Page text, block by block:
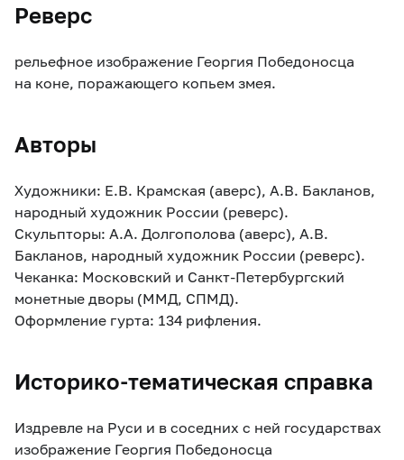
Реверс
рельефное изображение Георгия Победоносца
на коне, поражающего копьем змея.
Авторы
Художники: Е.В. Крамская (аверс), А.В. Бакланов,
народный художник России (реверс).
Скульпторы: А.А. Долгополова (аверс), А.В.
Бакланов, народный художник России (реверс).
Чеканка: Московский и Санкт-Петербургский
монетные дворы (ММД, СПМД).
Оформление гурта: 134 рифления.
Историко-тематическая справка
Издревле на Руси и в соседних с ней государствах
изображение Георгия Победоносца